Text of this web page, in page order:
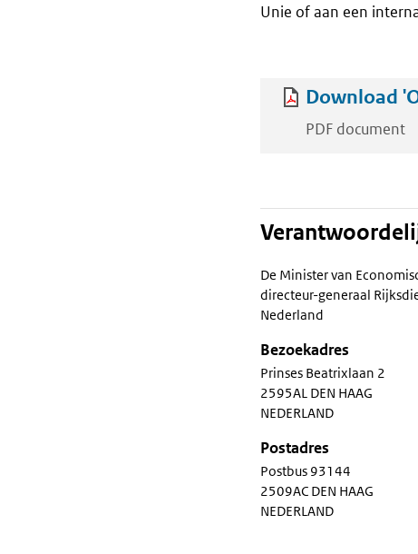
Unie of aan een
Download
PDF document
De Minister van
directeur-generaal
Nederland
Bezoekadres
Prinses Beatrixlaan 2
2595AL DEN HAAG
NEDERLAND
Postadres
Postbus 93144
2509AC DEN HAAG
NEDERLAND